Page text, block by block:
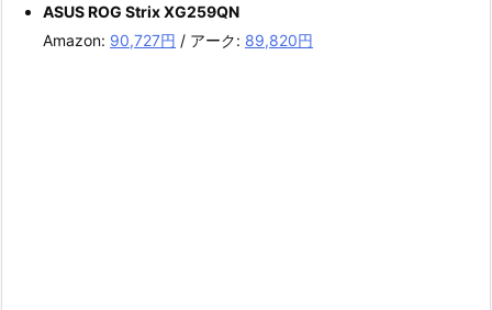
ASUS ROG Strix XG259QN
Amazon: 90,727円 / アーク: 89,820円